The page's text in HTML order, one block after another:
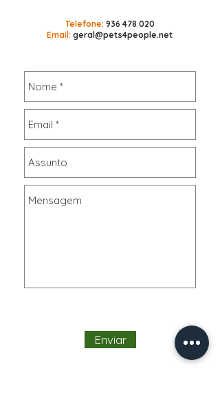
Telefone: 936 478 020
Email: geral@pets4people.net
Enviar